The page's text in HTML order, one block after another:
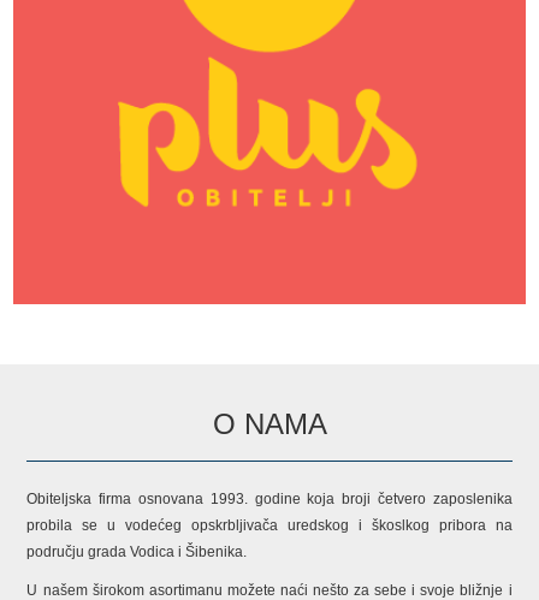
O NAMA
Obiteljska firma osnovana 1993. godine koja broji četvero zaposlenika
probila se u vodećeg opskrbljivača uredskog i škoslkog pribora na
području grada Vodica i Šibenika.
U našem širokom asortimanu možete naći nešto za sebe i svoje bližnje i